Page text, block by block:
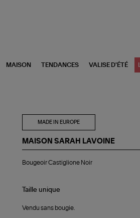
MAISON TENDANCES VALISE D'ÉTÉ
MADE IN EUROPE
MAISON SARAH LAVOINE
Castiglione
Bougeoir Castiglione Noir
Taille unique
Vendu sans bougie.